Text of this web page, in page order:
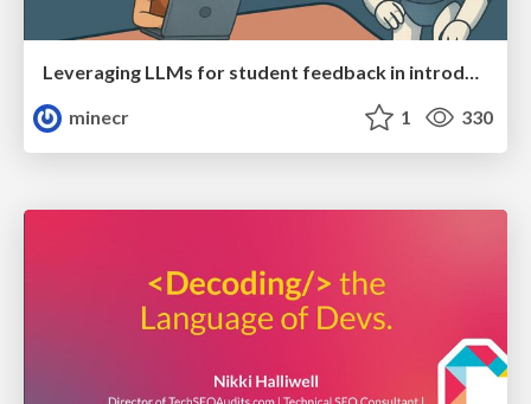
Leveraging LLMs for student feedback in introductory data science courses - posit::conf(2025)
minecr
1 330